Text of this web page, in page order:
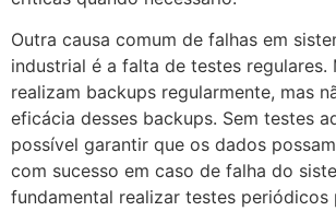
Outra causa comum de falhas em
industrial é a falta de testes regulares.
realizam backups regularmente, mas
eficácia desses backups. Sem testes
possível garantir que os dados
com sucesso em caso de falha do
fundamental realizar testes